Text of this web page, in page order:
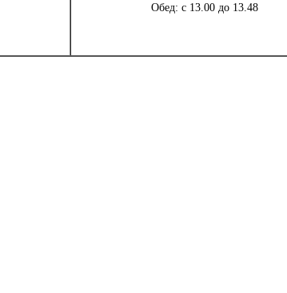
Обед: с 13.00 до 13.48